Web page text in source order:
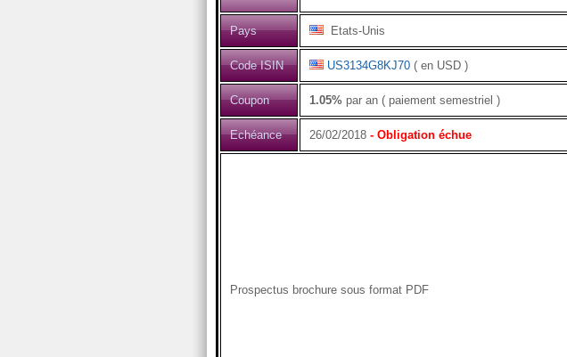
Pays Etats-Unis
Code ISIN US3134G8KJ70( en USD )
Coupon 1.05%par an ( paiement semestriel )
Echéance 26/02/2018- Obligation échue
Prospectus brochure sous format PDF